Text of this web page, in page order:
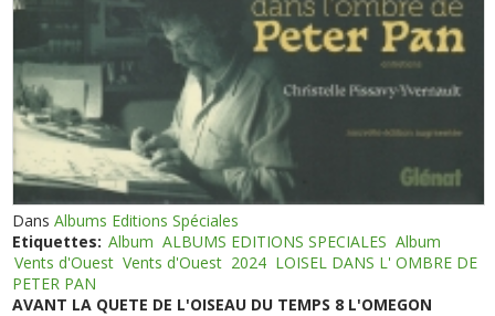
DansAlbums Editions Spéciales
Etiquettes: Album ALBUMS EDITIONS SPECIALES Album
Vents d'Ouest Vents d'Ouest 2024 LOISEL DANS L' OMBRE DE
PETER PAN
AVANT LA QUETE DE L'OISEAU DU TEMPS 8 L'OMEGON